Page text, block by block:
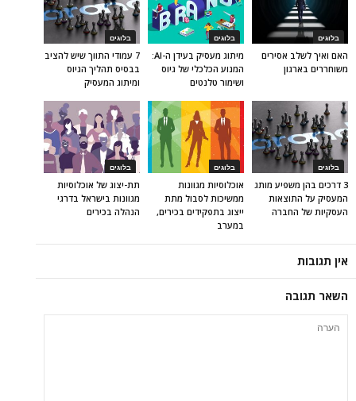
בלוגים
7 עמודי התווך שיש להציב
בבסיס תהליך הגיוס
ומיתוג המעסיק
בלוגים
מיתוג מעסיק בעידן ה-AI:
המנוע הכלכלי של גיוס
ושימור טלנטים
בלוגים
האם ואיך לשלב אסירים
משוחררים בארגון
בלוגים
תת-יצוג של אוכלוסיות
מגוונות בישראל בדרגי
הנהלה בכירים
בלוגים
אוכלוסיות מגוונות
ממשיכות לסבול מתת
ייצוג בתפקידים בכירים,
במערב
בלוגים
3 דרכים בהן משפיע מותג
המעסיק על התוצאות
העסקיות של החברה
אין תגובות
השאר תגובה